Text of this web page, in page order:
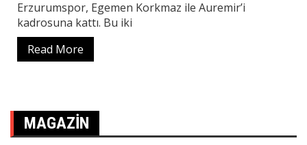
Erzurumspor, Egemen Korkmaz ile Auremir’i
kadrosuna kattı. Bu iki
Read More
MAGAZIN